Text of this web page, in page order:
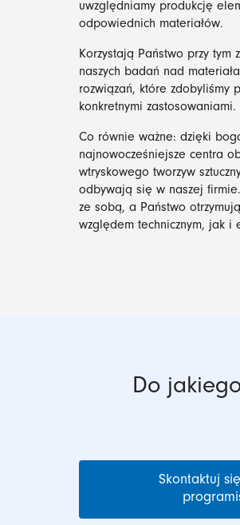
uwzględniamy produkcję
odpowiednich materiałów.
Korzystają Państwo przy
naszych badań nad
rozwiązań, które zdobyliśmy
konkretnymi zastosowaniami.
Co równie ważne: dzięki
najnowocześniejsze centra
wtryskowego tworzyw
odbywają się w naszej
ze sobą, a Państwo
względem technicznym, jak i
Do
Skontaktuj